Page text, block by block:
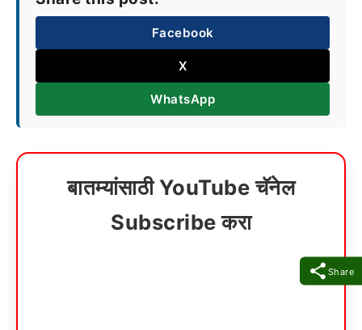
Share
Facebook
X
WhatsApp
बातम्यांसाठी YouTube चॅनेल
Subscribe करा